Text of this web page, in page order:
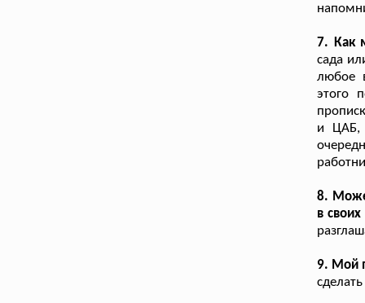
7. Как
сада
любое
этого
и ЦАБ,
8.
в
9. Мой